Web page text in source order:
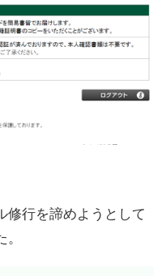
修行を諦めようとして